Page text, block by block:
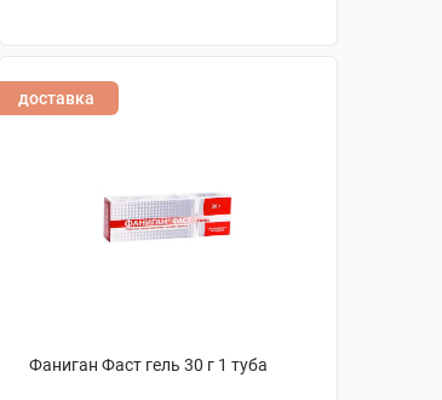
доставка
Фаниган Фаст гель 30 г 1 туба